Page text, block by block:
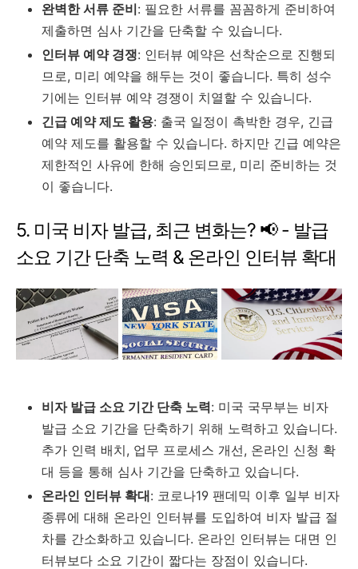
완벽한 서류 준비: 필요한 서류를 꼼꼼하게 준비하여
제출하면 심사 기간을 단축할 수 있습니다.
인터뷰 예약 경쟁: 인터뷰 예약은 선착순으로 진행되
므로, 미리 예약을 해두는 것이 좋습니다. 특히 성수
기에는 인터뷰 예약 경쟁이 치열할 수 있습니다.
긴급 예약 제도 활용: 출국 일정이 촉박한 경우, 긴급
예약 제도를 활용할 수 있습니다. 하지만 긴급 예약은
제한적인 사유에 한해 승인되므로, 미리 준비하는 것
이 좋습니다.
5. 미국 비자 발급, 최근 변화는? 📢 - 발급
소요 기간 단축 노력 & 온라인 인터뷰 확대
비자 발급 소요 기간 단축 노력: 미국 국무부는 비자
발급 소요 기간을 단축하기 위해 노력하고 있습니다.
추가 인력 배치, 업무 프로세스 개선, 온라인 신청 확
대 등을 통해 심사 기간을 단축하고 있습니다.
온라인 인터뷰 확대: 코로나19 팬데믹 이후 일부 비자
종류에 대해 온라인 인터뷰를 도입하여 비자 발급 절
차를 간소화하고 있습니다. 온라인 인터뷰는 대면 인
터뷰보다 소요 기간이 짧다는 장점이 있습니다.